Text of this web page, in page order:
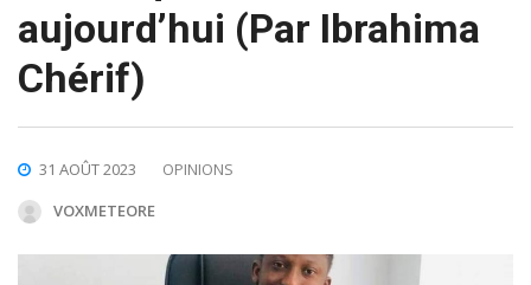
aujourd’hui (Par Ibrahima
Chérif)
31 AOÛT 2023
OPINIONS
VOXMETEORE